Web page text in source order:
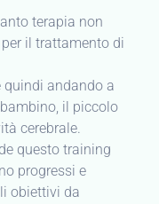
terapia non
il trattamento di
quindi andando a
il piccolo
cerebrale.
questo training
progressi e
obiettivi da